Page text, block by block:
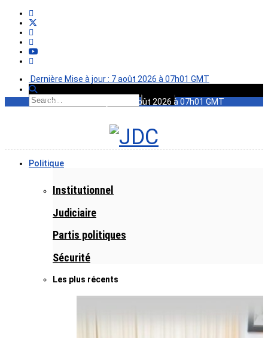
Dernière Mise à jour : 7 août 2026 à 07h01 GMT
Dernière Mise à jour : 7 août 2026 à 07h01 GMT
Politique
Institutionnel
Judiciaire
Partis politiques
Sécurité
Les plus récents